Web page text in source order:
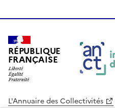
RÉPUBLIQUE
FRANÇAISE
L'Annuaire des Collectivités